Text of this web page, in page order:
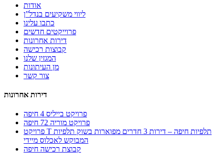
אודות
ליווי משקיעים בנדל”ן
כתבו עלינו
פרוייקטים חדשים
דירות אחרונות
קבוצות רכישה
המגזין שלנו
מן העיתונות
צור קשר
דירות אחרונות
פרויקט בייליס 4 חיפה
פרויקט מוריה 72 חיפה
פרויקט T תלפיות חיפה – דירות 3 חדרים מפוארות בשוק תלפיות
המבוקש לאכלוס מיידי
קבוצת רכישה חיפה